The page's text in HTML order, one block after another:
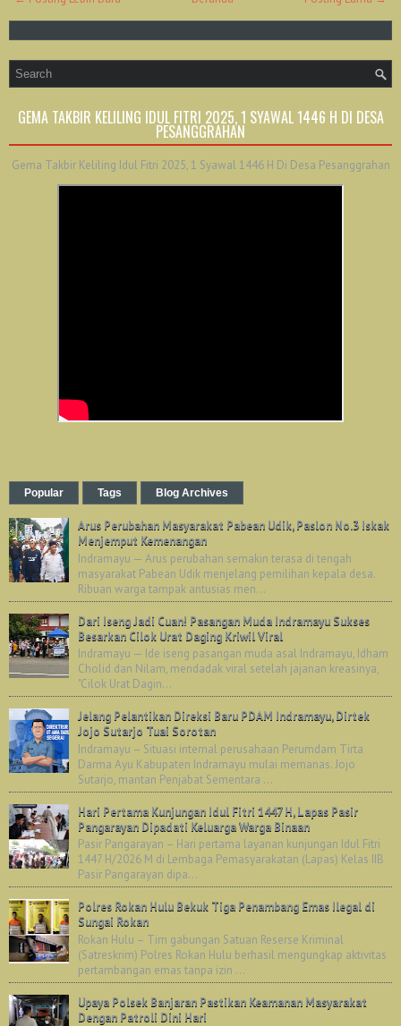
GEMA TAKBIR KELILING IDUL FITRI 2025, 1 SYAWAL 1446 H DI DESA
PESANGGRAHAN
Gema Takbir Keliling Idul Fitri 2025, 1 Syawal 1446 H Di Desa Pesanggrahan
Popular Tags Blog Archives
Arus Perubahan Masyarakat Pabean Udik, Paslon No.3 Iskak
Menjemput Kemenangan
Indramayu — Arus perubahan semakin terasa di tengah
masyarakat Pabean Udik menjelang pemilihan kepala desa.
Ribuan warga tampak antusias men...
Dari Iseng Jadi Cuan! Pasangan Muda Indramayu Sukses
Besarkan Cilok Urat Daging Kriwil Viral
Indramayu — Ide iseng pasangan muda asal Indramayu, Idham
Cholid dan Nilam, mendadak viral setelah jajanan kreasinya,
"Cilok Urat Dagin...
Jelang Pelantikan Direksi Baru PDAM Indramayu, Dirtek
Jojo Sutarjo Tuai Sorotan
Indramayu – Situasi internal perusahaan Perumdam Tirta
Darma Ayu Kabupaten Indramayu mulai memanas. Jojo
Sutarjo, mantan Penjabat Sementara ...
Hari Pertama Kunjungan Idul Fitri 1447 H, Lapas Pasir
Pangarayan Dipadati Keluarga Warga Binaan
Pasir Pangarayan – Hari pertama layanan kunjungan Idul Fitri
1447 H/2026 M di Lembaga Pemasyarakatan (Lapas) Kelas IIB
Pasir Pangarayan dipa...
Polres Rokan Hulu Bekuk Tiga Penambang Emas Ilegal di
Sungai Rokan
Rokan Hulu – Tim gabungan Satuan Reserse Kriminal
(Satreskrim) Polres Rokan Hulu berhasil mengungkap aktivitas
pertambangan emas tanpa izin ...
Upaya Polsek Banjaran Pastikan Keamanan Masyarakat
Dengan Patroli Dini Hari